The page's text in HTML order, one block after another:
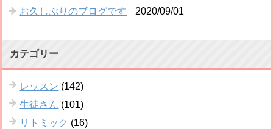
お久しぶりのブログです
2020/09/01
カテゴリー
レッスン (142)
生徒さん (101)
リトミック (16)